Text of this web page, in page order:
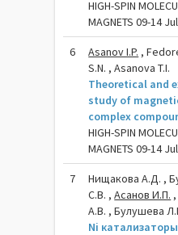
HIGH-SPIN
MAGNETS 09-14
6 Asanov I.P. ,
S.N. , Asanova T.I.
Theoretical and
study of
complex
HIGH-SPIN
MAGNETS 09-14
7
Нищакова А.Д. ,
С.В. ,Асанов И.П.
А.В. , Булушева
Ni